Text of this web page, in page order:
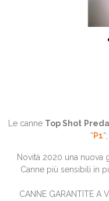
Le canne Top Shot
“ P1
Novità 2020 una nuova
Canne più sensibili in
CANNE GARANTITE A